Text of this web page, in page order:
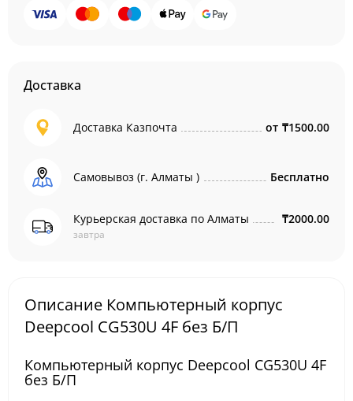
Доставка
Доставка Казпочта от ₸1500.00
Самовывоз (г. Алматы ) Бесплатно
Курьерская доставка по Алматы
завтра
₸2000.00
Описание Компьютерный корпус
Deepcool CG530U 4F без Б/П
Компьютерный корпус Deepcool CG530U 4F
без Б/П